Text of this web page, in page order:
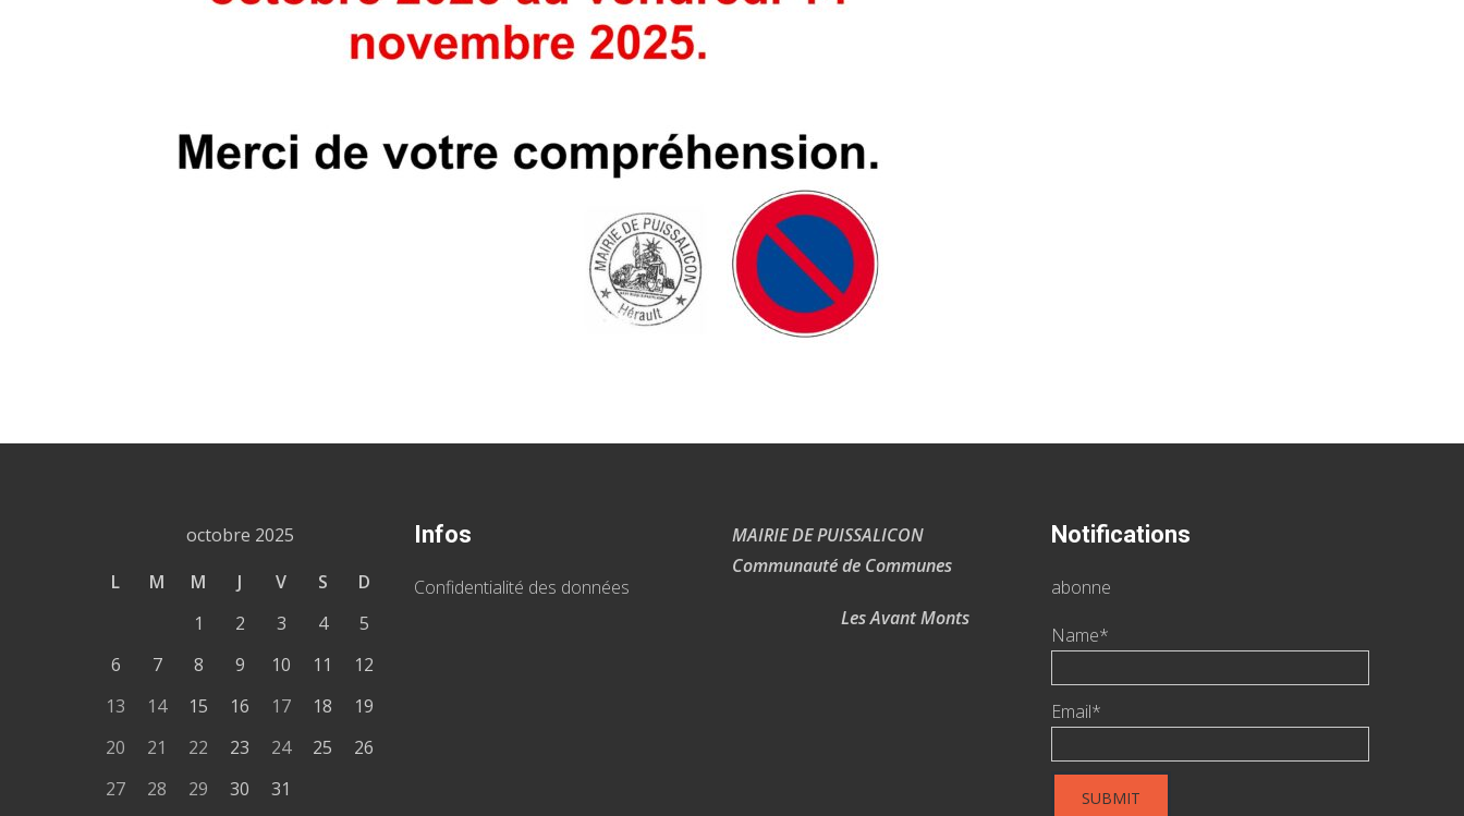
octobre 2025
L
M M J V S
D
1
2 3 4
5
6
7 8 9 10 11
12
13
14 15 16 17 18
19
20
21 22 23 24 25
26
27
28 29 30 31
Infos
Confidentialité des données
MAIRIE DE PUISSALICON
Communauté de Communes
Les Avant Monts
Notifications
abonne
Name*
Email*